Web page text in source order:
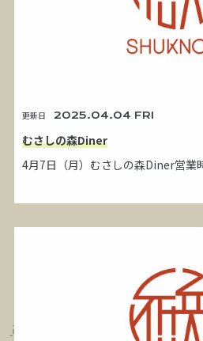
更新日 2025.04.04 FRI
むさしの森Diner
4月7日（月）むさしの森Diner営業